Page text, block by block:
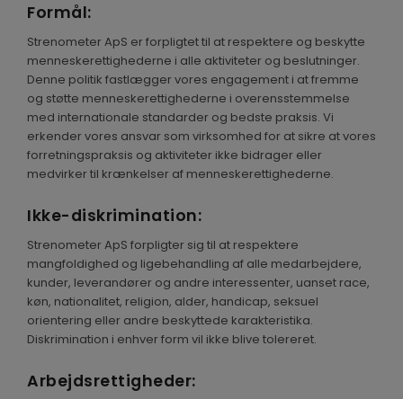
ENGLISH
Formål:
Strenometer ApS er forpligtet til at respektere og beskytte
menneskerettighederne i alle aktiviteter og beslutninger.
Denne politik fastlægger vores engagement i at fremme
og støtte menneskerettighederne i overensstemmelse
med internationale standarder og bedste praksis. Vi
erkender vores ansvar som virksomhed for at sikre at vores
forretningspraksis og aktiviteter ikke bidrager eller
medvirker til krænkelser af menneskerettighederne.
Ikke-diskrimination:
Strenometer ApS forpligter sig til at respektere
mangfoldighed og ligebehandling af alle medarbejdere,
kunder, leverandører og andre interessenter, uanset race,
køn, nationalitet, religion, alder, handicap, seksuel
orientering eller andre beskyttede karakteristika.
Diskrimination i enhver form vil ikke blive tolereret.
Arbejdsrettigheder: